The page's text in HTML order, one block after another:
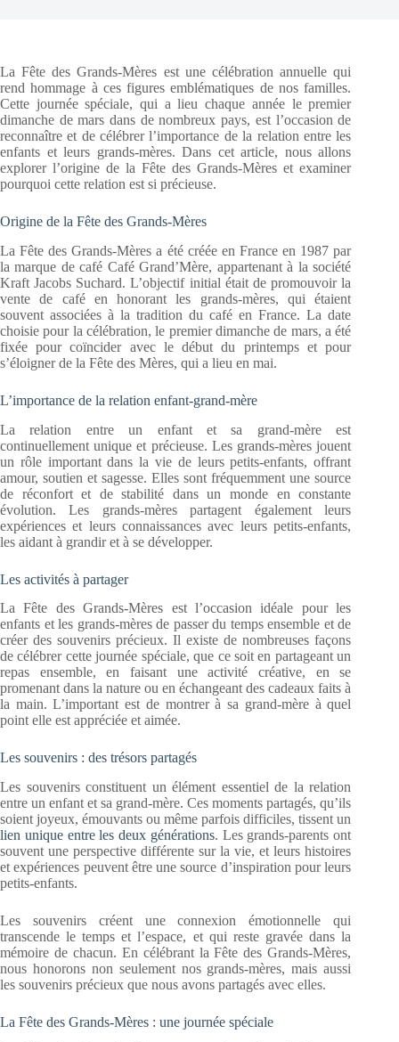
La Fête des Grands-Mères est une célébration annuelle qui
rend hommage à ces figures emblématiques de nos familles.
Cette journée spéciale, qui a lieu chaque année le premier
dimanche de mars dans de nombreux pays, est l’occasion de
reconnaître et de célébrer l’importance de la relation entre les
enfants et leurs grands-mères. Dans cet article, nous allons
explorer l’origine de la Fête des Grands-Mères et examiner
pourquoi cette relation est si précieuse.
Origine de la Fête des Grands-Mères
La Fête des Grands-Mères a été créée en France en 1987 par
la marque de café Café Grand’Mère, appartenant à la société
Kraft Jacobs Suchard. L’objectif initial était de promouvoir la
vente de café en honorant les grands-mères, qui étaient
souvent associées à la tradition du café en France. La date
choisie pour la célébration, le premier dimanche de mars, a été
fixée pour coïncider avec le début du printemps et pour
s’éloigner de la Fête des Mères, qui a lieu en mai.
L’importance de la relation enfant-grand-mère
La relation entre un enfant et sa grand-mère est
continuellement unique et précieuse. Les grands-mères jouent
un rôle important dans la vie de leurs petits-enfants, offrant
amour, soutien et sagesse. Elles sont fréquemment une source
de réconfort et de stabilité dans un monde en constante
évolution. Les grands-mères partagent également leurs
expériences et leurs connaissances avec leurs petits-enfants,
les aidant à grandir et à se développer.
Les activités à partager
La Fête des Grands-Mères est l’occasion idéale pour les
enfants et les grands-mères de passer du temps ensemble et de
créer des souvenirs précieux. Il existe de nombreuses façons
de célébrer cette journée spéciale, que ce soit en partageant un
repas ensemble, en faisant une activité créative, en se
promenant dans la nature ou en échangeant des cadeaux faits à
la main. L’important est de montrer à sa grand-mère à quel
point elle est appréciée et aimée.
Les souvenirs : des trésors partagés
Les souvenirs constituent un élément essentiel de la relation
entre un enfant et sa grand-mère. Ces moments partagés, qu’ils
soient joyeux, émouvants ou même parfois difficiles, tissent un
lien unique entre les deux générations. Les grands-parents ont
souvent une perspective différente sur la vie, et leurs histoires
et expériences peuvent être une source d’inspiration pour leurs
petits-enfants.
Les souvenirs créent une connexion émotionnelle qui
transcende le temps et l’espace, et qui reste gravée dans la
mémoire de chacun. En célébrant la Fête des Grands-Mères,
nous honorons non seulement nos grands-mères, mais aussi
les souvenirs précieux que nous avons partagés avec elles.
La Fête des Grands-Mères : une journée spéciale